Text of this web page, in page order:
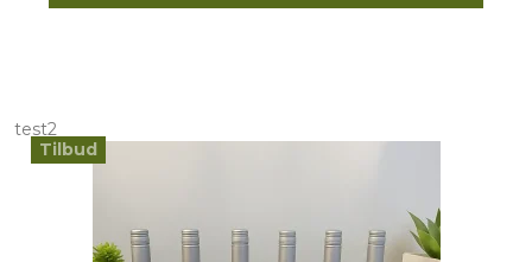
Tilbud
test2